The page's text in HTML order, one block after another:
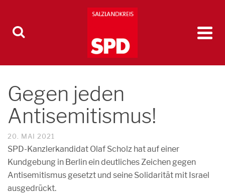
Gegen jeden
Antisemitismus!
20. MAI 2021
SPD-Kanzlerkandidat Olaf Scholz hat auf einer
Kundgebung in Berlin ein deutliches Zeichen gegen
Antisemitismus gesetzt und seine Solidarität mit Israel
ausgedrückt.